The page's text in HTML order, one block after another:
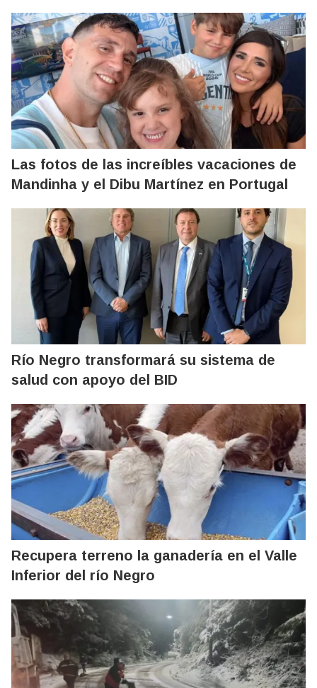
Las fotos de las increíbles vacaciones de
Mandinha y el Dibu Martínez en Portugal
Río Negro transformará su sistema de
salud con apoyo del BID
Recupera terreno la ganadería en el Valle
Inferior del río Negro